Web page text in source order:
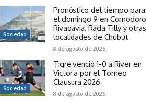
Sociedad
Pronóstico del tiempo para
el domingo 9 en Comodoro
Rivadavia, Rada Tilly y otras
localidades de Chubut
8 de agosto de 2026
Sociedad
Tigre venció 1-0 a River en
Victoria por el Torneo
Clausura 2026
8 de agosto de 2026